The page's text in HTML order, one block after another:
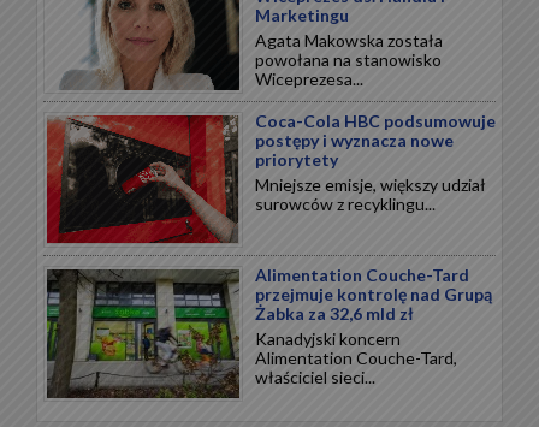
Marketingu
Agata Makowska została
powołana na stanowisko
Wiceprezesa...
Coca-Cola HBC podsumowuje
postępy i wyznacza nowe
priorytety
Mniejsze emisje, większy udział
surowców z recyklingu...
Alimentation Couche-Tard
przejmuje kontrolę nad Grupą
Żabka za 32,6 mld zł
Kanadyjski koncern
Alimentation Couche-Tard,
właściciel sieci...